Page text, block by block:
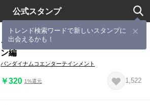
公式スタンプ
トレンド検索ワードで新しいスタンプに
出会えるかも！
シンデレラガールズＳＤ2 パッショ
ン編
バンダイナムコエンターテインメント
￥320 1%還元 1,522